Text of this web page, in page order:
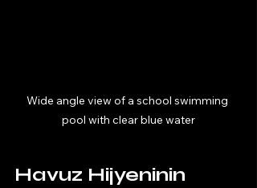
Wide angle view of a school swimming
pool with clear blue water
Havuz Hijyeninin